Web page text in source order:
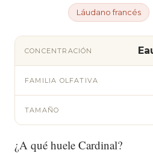
Láudano francés
CONCENTRACIÓN
FAMILIA OLFATIVA
TAMAÑO
¿A qué huele Cardinal?